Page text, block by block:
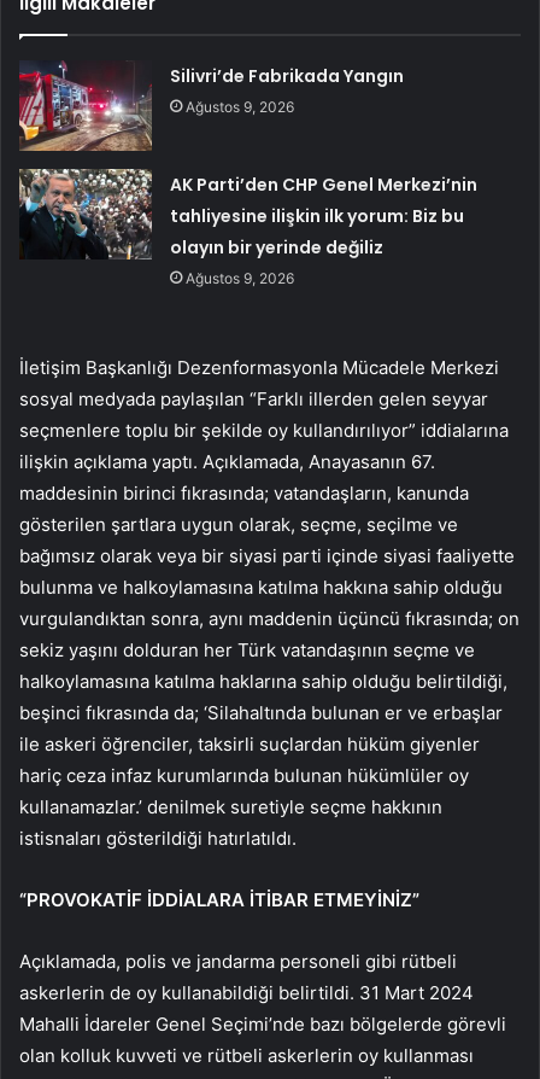
Silivri’de Fabrikada Yangın
Ağustos 9, 2026
AK Parti’den CHP Genel Merkezi’nin
tahliyesine ilişkin ilk yorum: Biz bu
olayın bir yerinde değiliz
Ağustos 9, 2026
İletişim Başkanlığı Dezenformasyonla Mücadele Merkezi
sosyal medyada paylaşılan “Farklı illerden gelen seyyar
seçmenlere toplu bir şekilde oy kullandırılıyor” iddialarına
ilişkin açıklama yaptı. Açıklamada, Anayasanın 67.
maddesinin birinci fıkrasında; vatandaşların, kanunda
gösterilen şartlara uygun olarak, seçme, seçilme ve
bağımsız olarak veya bir siyasi parti içinde siyasi faaliyette
bulunma ve halkoylamasına katılma hakkına sahip olduğu
vurgulandıktan sonra, aynı maddenin üçüncü fıkrasında; on
sekiz yaşını dolduran her Türk vatandaşının seçme ve
halkoylamasına katılma haklarına sahip olduğu belirtildiği,
beşinci fıkrasında da; ‘Silahaltında bulunan er ve erbaşlar
ile askeri öğrenciler, taksirli suçlardan hüküm giyenler
hariç ceza infaz kurumlarında bulunan hükümlüler oy
kullanamazlar.’ denilmek suretiyle seçme hakkının
istisnaları gösterildiği hatırlatıldı.
“PROVOKATİF İDDİALARA İTİBAR ETMEYİNİZ”
Açıklamada, polis ve jandarma personeli gibi rütbeli
askerlerin de oy kullanabildiği belirtildi. 31 Mart 2024
Mahalli İdareler Genel Seçimi’nde bazı bölgelerde görevli
olan kolluk kuvveti ve rütbeli askerlerin oy kullanması